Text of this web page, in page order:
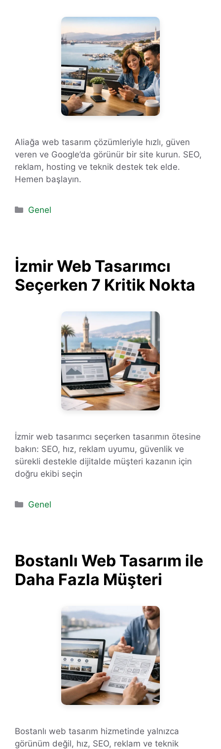
Aliağa web tasarım çözümleriyle hızlı, güven
veren ve Google’da görünür bir site kurun. SEO,
reklam, hosting ve teknik destek tek elde.
Hemen başlayın.
Kategoriler
Genel
İzmir Web Tasarımcı
Seçerken 7 Kritik Nokta
İzmir web tasarımcı seçerken tasarımın ötesine
bakın: SEO, hız, reklam uyumu, güvenlik ve
sürekli destekle dijitalde müşteri kazanın için
doğru ekibi seçin
Kategoriler
Genel
Bostanlı Web Tasarım ile
Daha Fazla Müşteri
Bostanlı web tasarım hizmetinde yalnızca
görünüm değil, hız, SEO, reklam ve teknik